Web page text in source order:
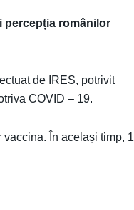
percepția românilor
de IRES, potrivit
COVID – 19.
În același timp, 1